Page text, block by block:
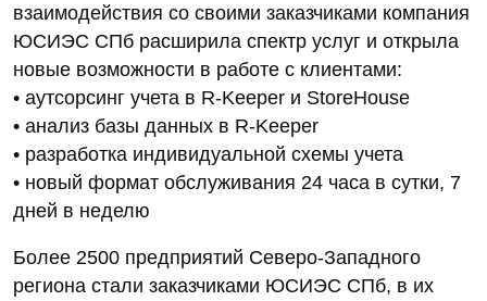
взаимодействия со своими заказчиками компания
ЮСИЭС СПб расширила спектр услуг и открыла
новые возможности в работе с клиентами:
• аутсорсинг учета в R-Keeper и StoreHouse
• анализ базы данных в R-Keeper
• разработка индивидуальной схемы учета
• новый формат обслуживания 24 часа в сутки, 7
дней в неделю
Более 2500 предприятий Северо-Западного
региона стали заказчиками ЮСИЭС СПб, в их